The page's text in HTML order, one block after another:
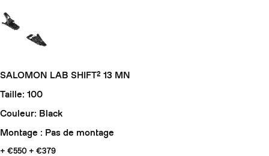
SALOMON LAB SHIFT² 13 MN
Taille: 100
Couleur: Black
Montage : Pas de montage
+ €550 + €379